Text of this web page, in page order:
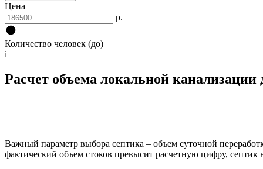
Цена
р.
Количество человек (до)
i
Расчет объема локальной канализации
Важный параметр выбора септика – объем суточной
фактический объем стоков превысит расчетную цифру, септик